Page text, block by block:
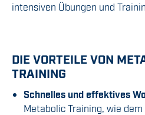
intensiven Übungen und
DIE VORTEILE VON
TRAINING
Schnelles und effektives
Metabolic Training, wie